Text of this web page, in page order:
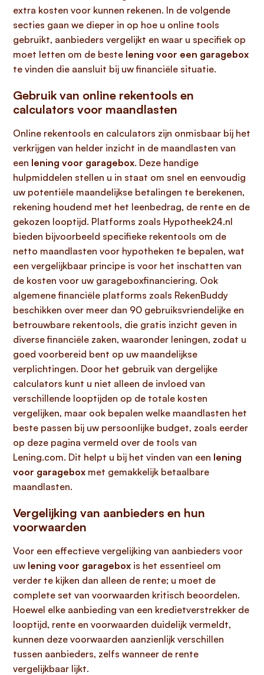
extra kosten voor kunnen rekenen. In de volgende
secties gaan we dieper in op hoe u online tools
gebruikt, aanbieders vergelijkt en waar u specifiek op
moet letten om de beste lening voor een garagebox
te vinden die aansluit bij uw financiële situatie.
Gebruik van online rekentools en
calculators voor maandlasten
Online rekentools en calculators zijn onmisbaar bij het
verkrijgen van helder inzicht in de maandlasten van
een lening voor garagebox. Deze handige
hulpmiddelen stellen u in staat om snel en eenvoudig
uw potentiële maandelijkse betalingen te berekenen,
rekening houdend met het leenbedrag, de rente en de
gekozen looptijd. Platforms zoals Hypotheek24.nl
bieden bijvoorbeeld specifieke rekentools om de
netto maandlasten voor hypotheken te bepalen, wat
een vergelijkbaar principe is voor het inschatten van
de kosten voor uw garageboxfinanciering. Ook
algemene financiële platforms zoals RekenBuddy
beschikken over meer dan 90 gebruiksvriendelijke en
betrouwbare rekentools, die gratis inzicht geven in
diverse financiële zaken, waaronder leningen, zodat u
goed voorbereid bent op uw maandelijkse
verplichtingen. Door het gebruik van dergelijke
calculators kunt u niet alleen de invloed van
verschillende looptijden op de totale kosten
vergelijken, maar ook bepalen welke maandlasten het
beste passen bij uw persoonlijke budget, zoals eerder
op deze pagina vermeld over de tools van
Lening.com. Dit helpt u bij het vinden van een lening
voor garagebox met gemakkelijk betaalbare
maandlasten.
Vergelijking van aanbieders en hun
voorwaarden
Voor een effectieve vergelijking van aanbieders voor
uw lening voor garagebox is het essentieel om
verder te kijken dan alleen de rente; u moet de
complete set van voorwaarden kritisch beoordelen.
Hoewel elke aanbieding van een kredietverstrekker de
looptijd, rente en voorwaarden duidelijk vermeldt,
kunnen deze voorwaarden aanzienlijk verschillen
tussen aanbieders, zelfs wanneer de rente
vergelijkbaar lijkt.